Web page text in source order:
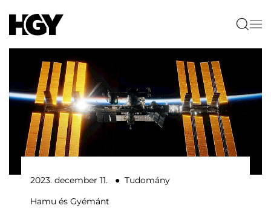
2023. december 11. ● Tudomány
Hamu és Gyémánt